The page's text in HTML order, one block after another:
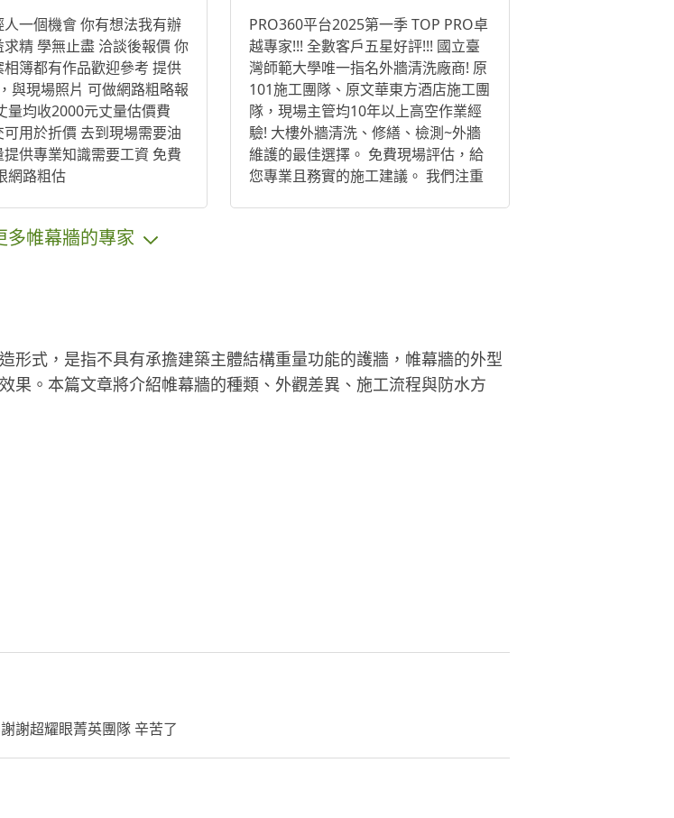
一個機會 你有想法我有辦
求精 學無止盡 洽談後報價 你
簿都有作品歡迎參考 提供
與現場照片 可做網路粗略報
量均收2000元丈量估價費
可用於折價 去到現場需要油
供專業知識需要工資 免費
網路粗估
PRO360平台2025第一季 TOP PRO卓
越專家!!! 全數客戶五星好評!!! 國立臺
灣師範大學唯一指名外牆清洗廠商! 原
101施工團隊、原文華東方酒店施工團
隊，現場主管均10年以上高空作業經
驗! 大樓外牆清洗、修繕、檢測~外牆
維護的最佳選擇。 免費現場評估，給
您專業且務實的施工建議。 我們注重
多帷幕牆的專家
形式，是指不具有承擔建築主體結構重量功能的護牆，帷幕牆的外型
果。本篇文章將介紹帷幕牆的種類、外觀差異、施工流程與防水方
謝超耀眼菁英團隊 辛苦了